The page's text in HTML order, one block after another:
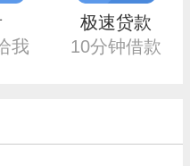
我
极速贷款
10分钟借款